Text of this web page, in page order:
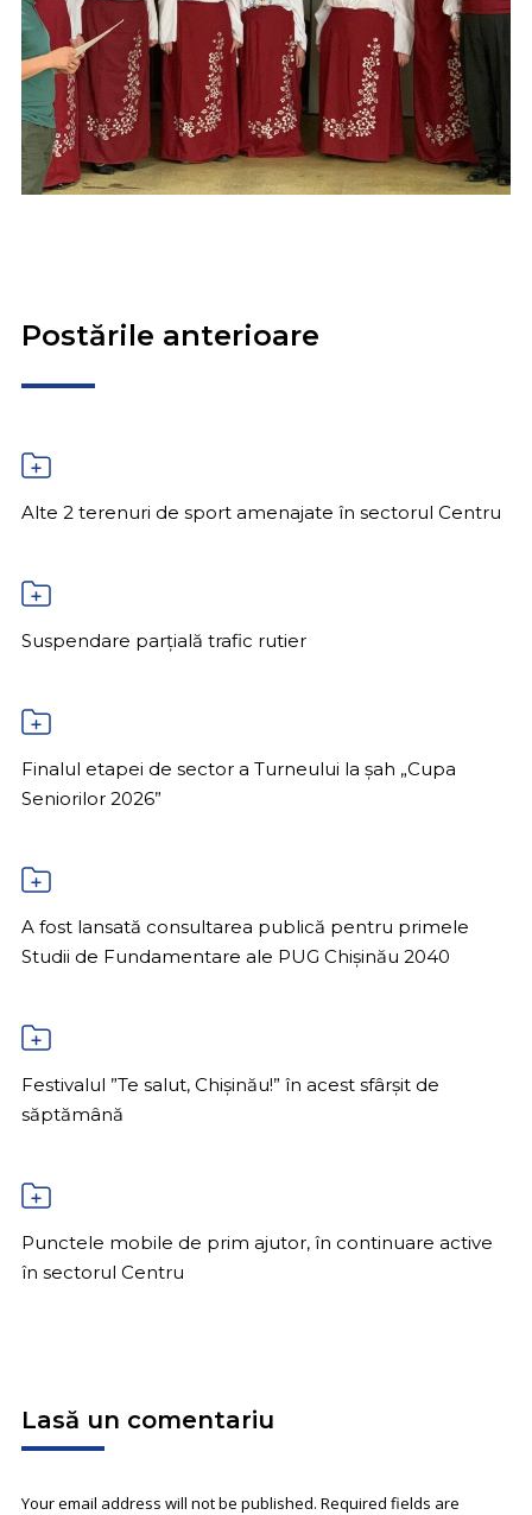
Postările anterioare
Alte 2 terenuri de sport amenajate în sectorul Centru
Suspendare parțială trafic rutier
Finalul etapei de sector a Turneului la șah „Cupa
Seniorilor 2026”
A fost lansată consultarea publică pentru primele
Studii de Fundamentare ale PUG Chișinău 2040
Festivalul ”Te salut, Chișinău!” în acest sfârșit de
săptămână
Punctele mobile de prim ajutor, în continuare active
în sectorul Centru
Lasă un comentariu
Your email address will not be published. Required fields are